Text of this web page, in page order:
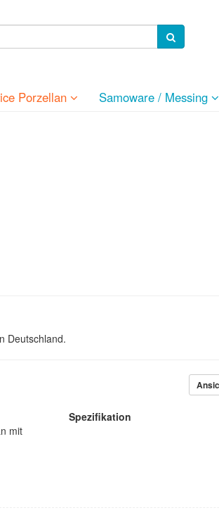
Porzellan Samoware / Messing
Deutschland.
mit
Spezifikation